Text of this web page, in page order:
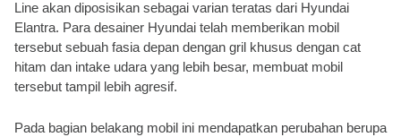
Line akan diposisikan sebagai varian teratas dari Hyundai
Elantra. Para desainer Hyundai telah memberikan mobil
tersebut sebuah fasia depan dengan gril khusus dengan cat
hitam dan intake udara yang lebih besar, membuat mobil
tersebut tampil lebih agresif.
Pada bagian belakang mobil ini mendapatkan perubahan berupa